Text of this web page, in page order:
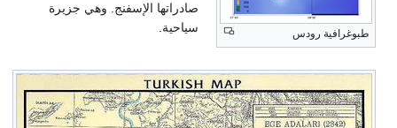
طبوغرافية رودس
صادراتها الإسفنج. وهي جزيرة
سياحية.